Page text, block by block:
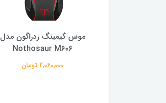
موس گیمینگ ردراگون مدل
Nothosaur M606
2,060,000 تومان